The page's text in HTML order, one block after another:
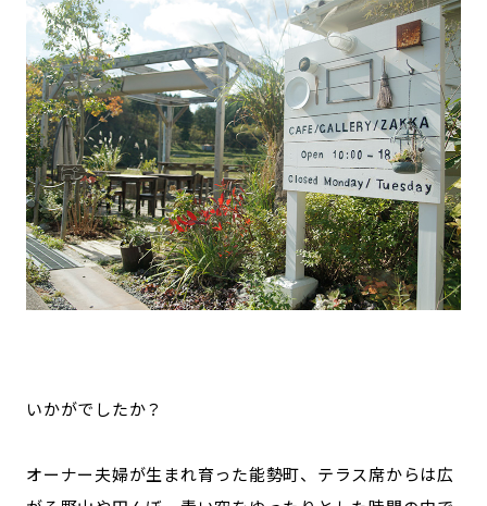
いかがでしたか？
オーナー夫婦が生まれ育った能勢町、テラス席からは広